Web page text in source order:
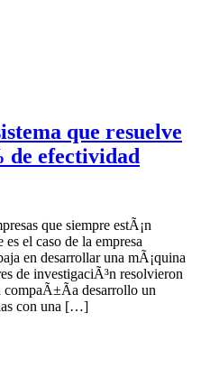
que resuelve
de efectividad
que siempre estÃ¡n
el caso de la empresa
en desarrollar una mÃ¡quina
de investigaciÃ³n resolvieron
compaÃ±Ã­a desarrollo un
con una […]